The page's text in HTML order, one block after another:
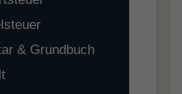
& Grundbuch